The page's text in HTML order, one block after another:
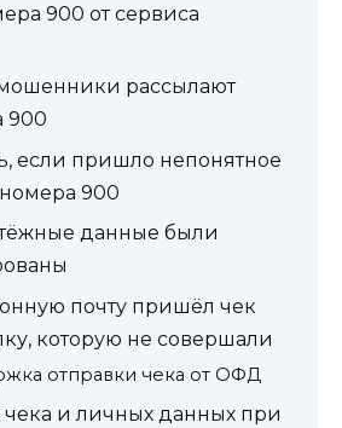
900 от сервиса
рассылают
900
если пришло непонятное
900
данные были
почту пришёл чек
которую не совершали
отправки чека от ОФД
чека и личных данных при